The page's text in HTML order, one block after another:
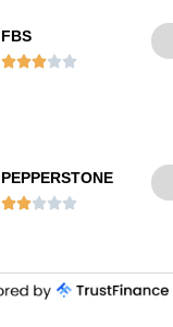
FBS

PEPPERSTONE
